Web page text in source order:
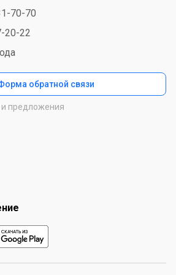
70-70
20-22
обратной связи
предложения